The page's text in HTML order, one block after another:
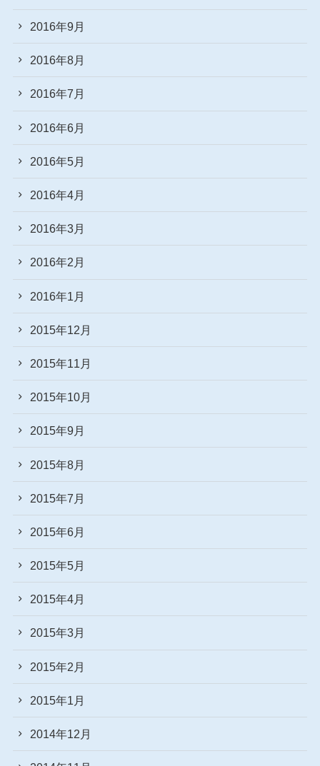
2016年9月
2016年8月
2016年7月
2016年6月
2016年5月
2016年4月
2016年3月
2016年2月
2016年1月
2015年12月
2015年11月
2015年10月
2015年9月
2015年8月
2015年7月
2015年6月
2015年5月
2015年4月
2015年3月
2015年2月
2015年1月
2014年12月